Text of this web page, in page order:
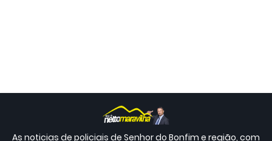
As noticias de policiais de Senhor do Bonfim e região, com